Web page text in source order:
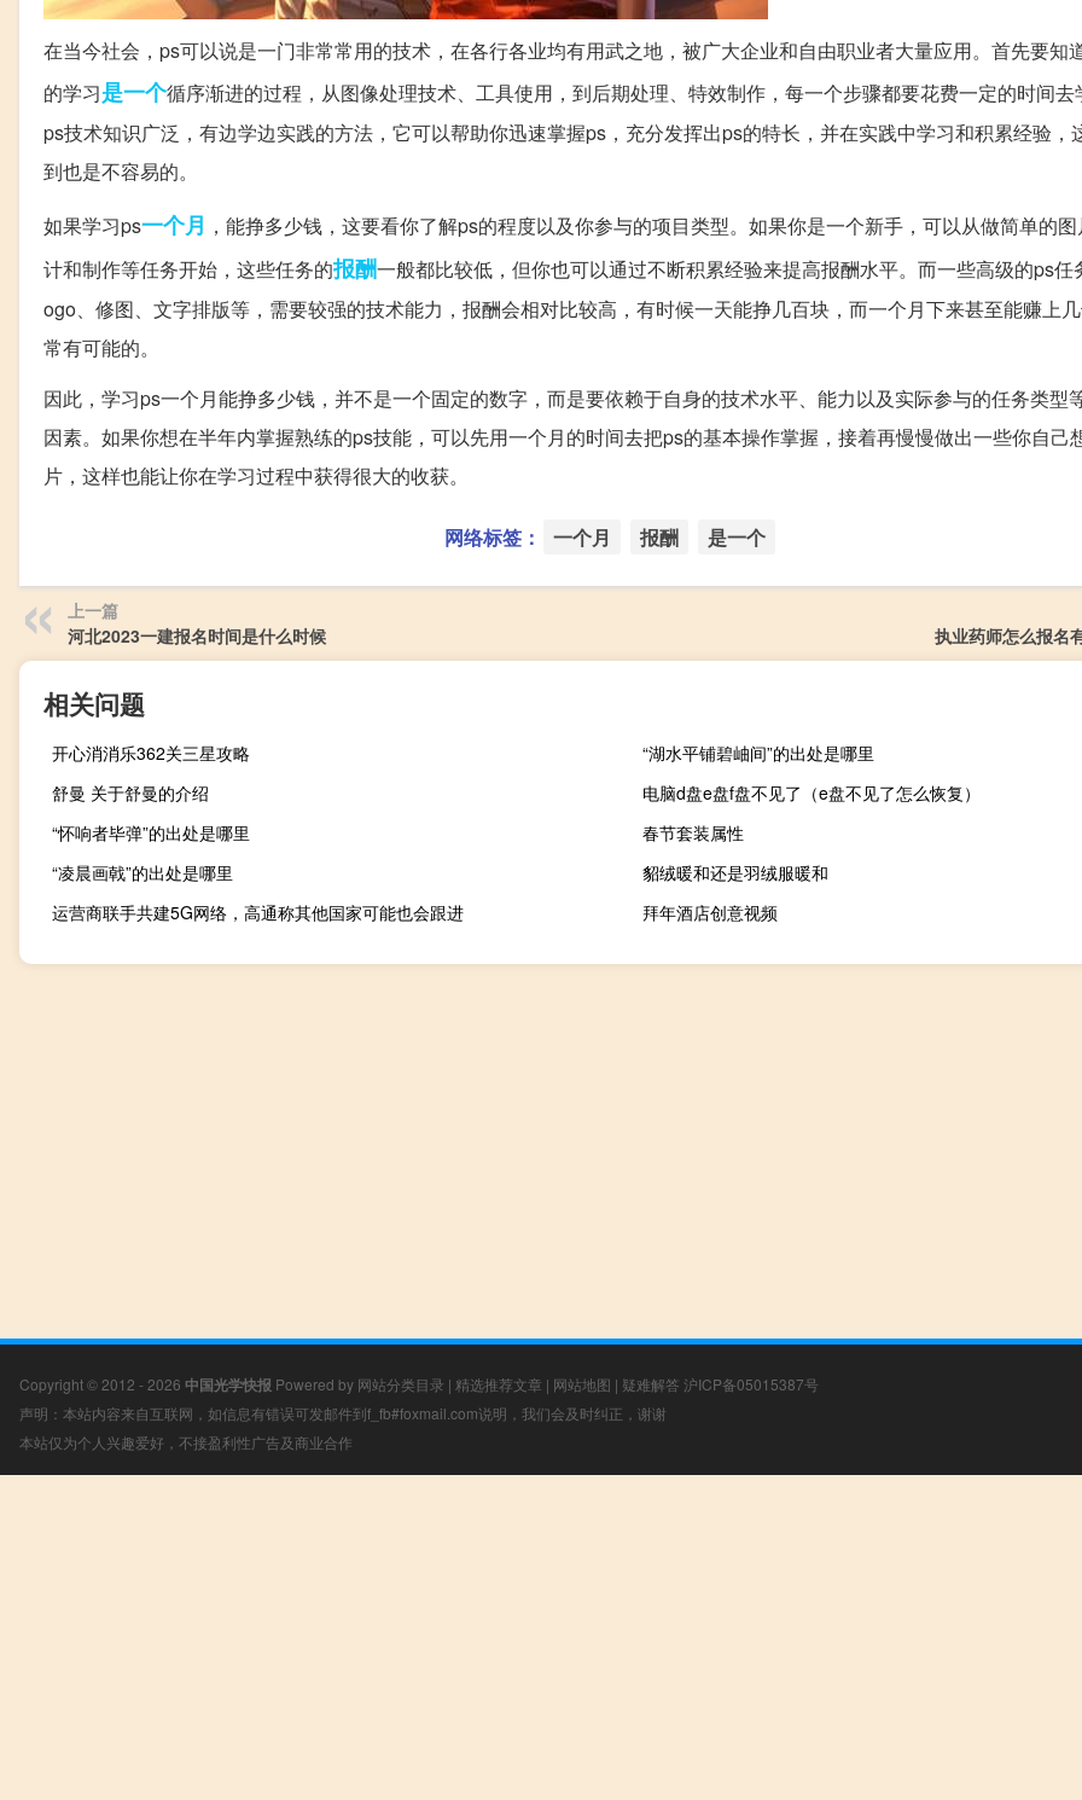
在当今社会，ps可以说是一门非常常用的技术，在各行各业均有用武之地，被广大企业和自由职业者大量应用。首先要知
的学习是一个循序渐进的过程，从图像处理技术、工具使用，到后期处理、特效制作，每一个步骤都要花费一定的时间去
ps技术知识广泛，有边学边实践的方法，它可以帮助你迅速掌握ps，充分发挥出ps的特长，并在实践中学习和积累经验，
到也是不容易的。
如果学习ps一个月 ，能挣多少钱，这要看你了解ps的程度以及你参与的项目类型。如果你是一个新手，可以从做简单的
计和制作等任务开始，这些任务的报酬一般都比较低，但你也可以通过不断积累经验来提高报酬水平。而一些高级的ps任
ogo、修图、文字排版等，需要较强的技术能力，报酬会相对比较高，有时候一天能挣几百块，而一个月下来甚至能赚上
常有可能的。
因此，学习ps一个月能挣多少钱，并不是一个固定的数字，而是要依赖于自身的技术水平、能力以及实际参与的任务类型
因素。如果你想在半年内掌握熟练的ps技能，可以先用一个月的时间去把ps的基本操作掌握，接着再慢慢做出一些你自己
片，这样也能让你在学习过程中获得很大的收获。
网络标签： 一个月 报酬 是一个
上一篇
河北2023一建报名时间是什么时候
执业药师怎么报名
相关问题
开心消消乐362关三星攻略
“湖水平铺碧岫间”的出处是哪里
舒曼 关于舒曼的介绍
电脑d盘e盘f盘不见了（e盘不见了怎么恢复）
“怀响者毕弹”的出处是哪里
春节套装属性
“凌晨画戟”的出处是哪里
貂绒暖和还是羽绒服暖和
运营商联手共建5G网络，高通称其他国家可能也会跟进
拜年酒店创意视频
Copyright © 2012 - 2026 中国光学快报 Powered by 网站分类目录 | 精选推荐文章 | 网站地图 | 疑难解答 沪ICP备05015387号
声明：本站内容来自互联网，如信息有错误可发邮件到f_fb#foxmail.com说明，我们会及时纠正，谢谢
本站仅为个人兴趣爱好，不接盈利性广告及商业合作